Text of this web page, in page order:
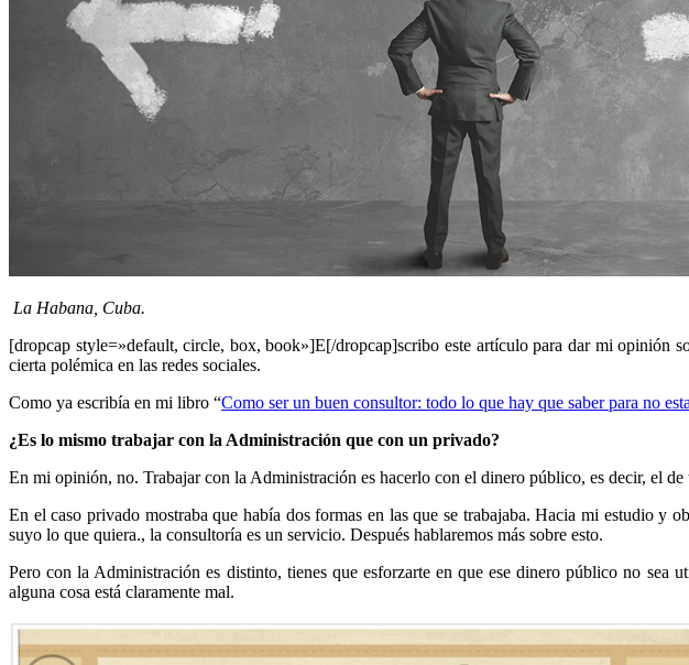
La Habana, Cuba.
[dropcap style=»default, circle, box, book»]E[/dropcap]scribo este artículo para dar mi opinión
cierta polémica en las redes sociales.
Como ya escribía en mi libro “Como ser un buen consultor: todo lo que hay que saber para no
¿Es lo mismo trabajar con la Administración que con un privado?
En mi opinión, no. Trabajar con la Administración es hacerlo con el dinero público, es decir, el de
En el caso privado mostraba que había dos formas en las que se trabajaba. Hacia mi estudio y
suyo lo que quiera., la consultoría es un servicio. Después hablaremos más sobre esto.
Pero con la Administración es distinto, tienes que esforzarte en que ese dinero público no
alguna cosa está claramente mal.